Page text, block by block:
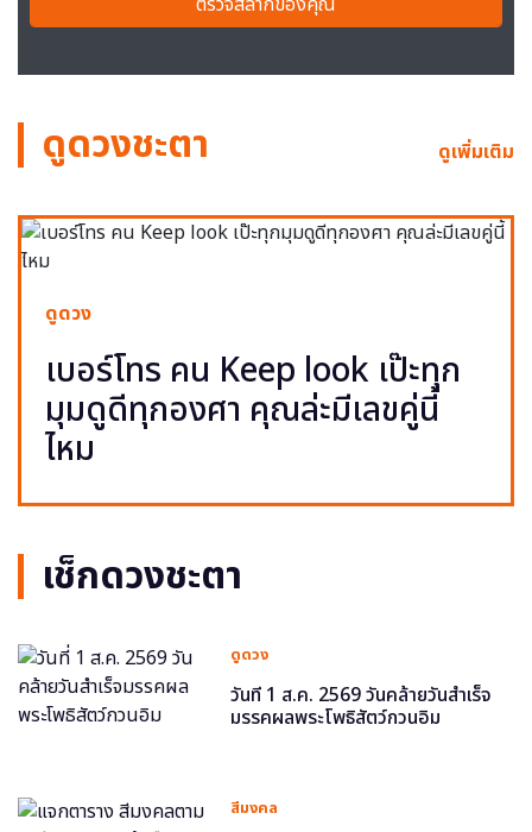
ดูดวงชะตา ดูเพิ่มเติม
ดูดวง
เบอร์โทร คน Keep look เป๊ะทุก
มุมดูดีทุกองศา คุณล่ะมีเลขคู่นี้
ไหม
เช็กดวงชะตา
ดูดวง
วันที่ 1 ส.ค. 2569 วันคล้ายวันสำเร็จ
มรรคผลพระโพธิสัตว์กวนอิม
สีมงคล